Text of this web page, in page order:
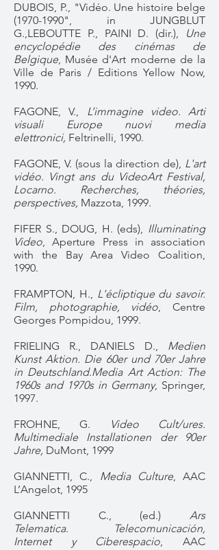
DUBOIS, P., "Vidéo. Une histoire belge
(1970-1990", in JUNGBLUT
G.,LEBOUTTE P., PAINI D. (dir.),
Une
encyclopédie des cinémas de
Belgique, Musée d'Art moderne de la
Ville de Paris / Editions Yellow Now,
1990.
FAGONE, V., L’immagine video. Arti
visuali Europe nuovi media
elettronici, Feltrinelli, 1990.
FAGONE, V. (sous la direction de), L'art
vidéo. Vingt ans du VideoArt Festival,
Locarno. Recherches, théories,
perspectives, Mazzota, 1999.
FIFER S., DOUG, H. (eds), Illuminating
Video, Aperture Press in association
with the Bay Area Video Coalition,
1990.
FRAMPTON, H., L'écliptique du savoir.
Film, photographie, vidéo, Centre
Georges Pompidou, 1999.
FRIELING R., DANIELS D., Medien
Kunst Aktion. Die 60er und 70er Jahre
in Deutschland.Media Art Action: The
1960s and 1970s in Germany, Springer,
1997.
FROHNE, G.
Video Cult/ures.
Multimediale Installationen der 90er
Jahre, DuMont, 1999
GIANNETTI, C., Media Culture, AAC
L’Angelot, 1995
GIANNETTI C., (ed.) Ars
Telematica. Telecomunicación,
Internet y Ciberespacio, AAC